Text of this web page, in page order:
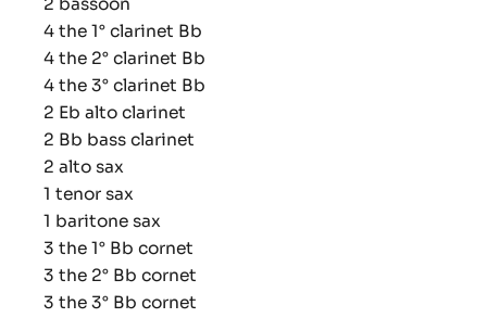
4 the 1° clarinet Bb
4 the 2° clarinet Bb
4 the 3° clarinet Bb
2 Eb alto clarinet
2 Bb bass clarinet
2 alto sax
1 tenor sax
1 baritone sax
3 the 1° Bb cornet
3 the 2° Bb cornet
3 the 3° Bb cornet